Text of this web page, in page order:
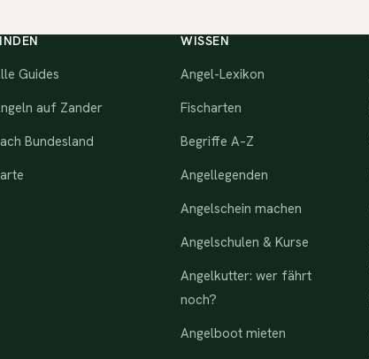
Guides
auf Zander
Bundesland
WISSEN
Angel-Lexikon
Fischarten
Begriffe A–Z
Angellegenden
Angelschein machen
Angelschulen & Kurse
Angelkutter: wer fährt
noch?
Angelboot mieten